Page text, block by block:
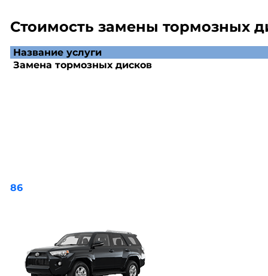
Стоимость замены тормозных
Название услуги
Замена тормозных дисков
86